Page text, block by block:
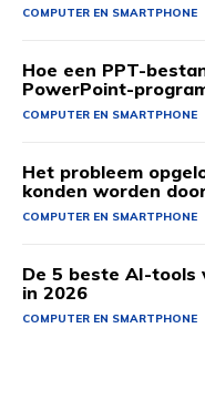
COMPUTER EN SMARTPHONE
Hoe een PPT-
PowerPoint-
COMPUTER EN SMARTPHONE
Het probleem
konden worden
COMPUTER EN SMARTPHONE
De 5 beste AI-tools
in 2026
COMPUTER EN SMARTPHONE